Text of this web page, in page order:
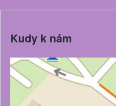
Kudy k nám